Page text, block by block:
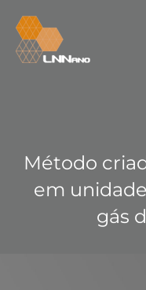
Método
em
gás